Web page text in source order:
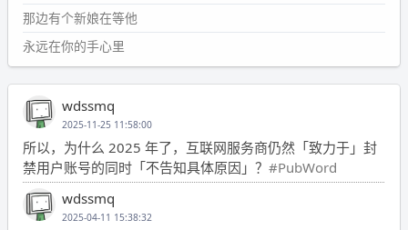
那边有个新娘在等他
永远在你的手心里
wdssmq
2025-11-25 11:58:00
所以，为什么 2025 年了，互联网服务商仍然「致力于」封
禁用户账号的同时「不告知具体原因」？ #PubWord
wdssmq
2025-04-11 15:38:32